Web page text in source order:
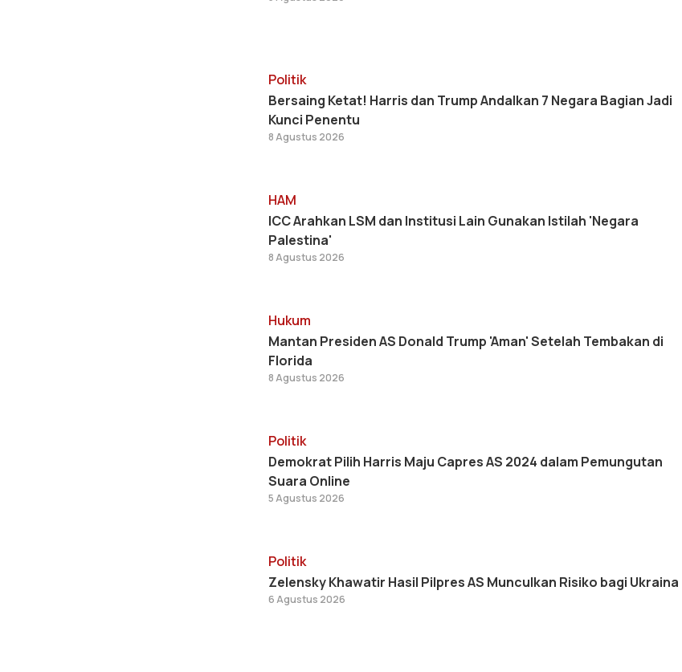
Politik
Bersaing Ketat! Harris dan Trump Andalkan 7 Negara Bagian Jadi
Kunci Penentu
8 Agustus 2026
HAM
ICC Arahkan LSM dan Institusi Lain Gunakan Istilah 'Negara
Palestina'
8 Agustus 2026
Hukum
Mantan Presiden AS Donald Trump 'Aman' Setelah Tembakan di
Florida
8 Agustus 2026
Politik
Demokrat Pilih Harris Maju Capres AS 2024 dalam Pemungutan
Suara Online
5 Agustus 2026
Politik
Zelensky Khawatir Hasil Pilpres AS Munculkan Risiko bagi Ukraina
6 Agustus 2026